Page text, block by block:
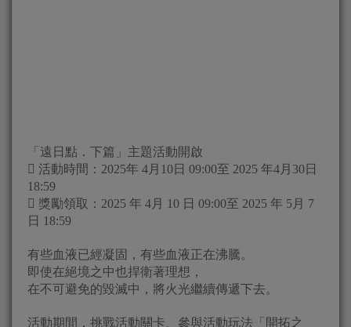
「遠日點．下篇」主題活動開啟
 活動時間：2025年 4月10日 09:00至 2025 年4月30日
18:59
 獎勵領取：2025 年 4月 10 日 09:00至 2025 年 5月 7
日 18:59
有些血液已經凝固，有些血液正在沸騰。
即使在絕境之中也捍衛著理想，
在不可避免的毀滅中，將火光繼續傳遞下去。
活動期間，挑戰活動關卡、參與活動玩法「開拓之